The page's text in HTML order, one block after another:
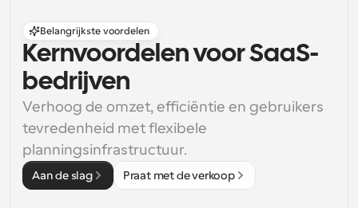
Belangrijkste voordelen
Kernvoordelen voor SaaS-
bedrijven
Verhoog de omzet, efficiëntie en gebruikers
tevredenheid met flexibele
planningsinfrastructuur.
Aan de slag Praat met de verkoop